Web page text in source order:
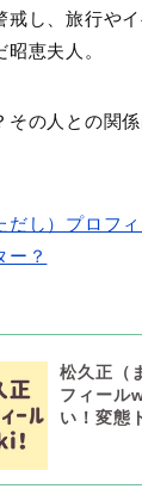
戒し、旅行や
恵夫人。
その人との関
だし）プロフ
ー？
松久正（
フィール
い！変態